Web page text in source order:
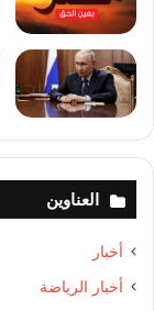
العناوين
أخبار
أخبار الرياضة